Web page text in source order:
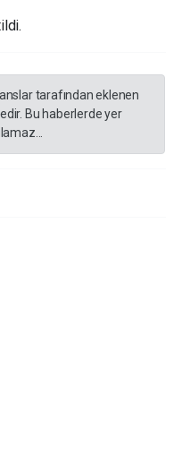
tarafından eklenen
Bu haberlerde yer